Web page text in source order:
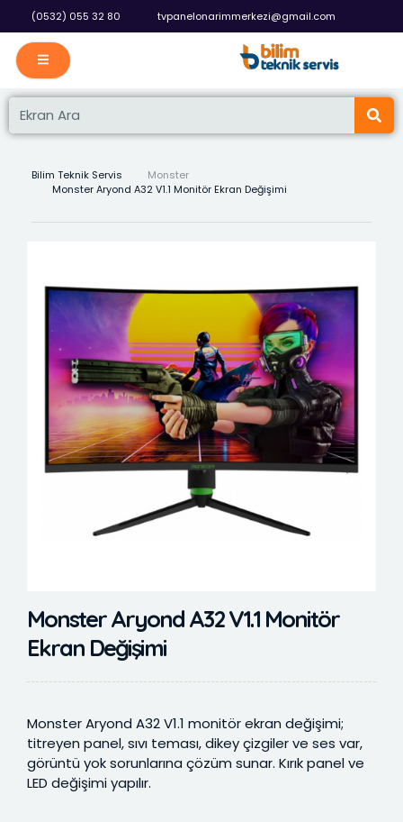
İçeriğe
atla
(0532) 055 32 80 tvpanelonarimmerkezi@gmail.com
Ara Ara
Bilim Teknik Servis
Monster
Monster Aryond A32 V1.1 Monitör Ekran Değişimi
Monster Aryond A32 V1.1 Monitör
Ekran Değişimi
Monster Aryond A32 V1.1 monitör ekran değişimi;
titreyen panel, sıvı teması, dikey çizgiler ve ses var,
görüntü yok sorunlarına çözüm sunar. Kırık panel ve
LED değişimi yapılır.